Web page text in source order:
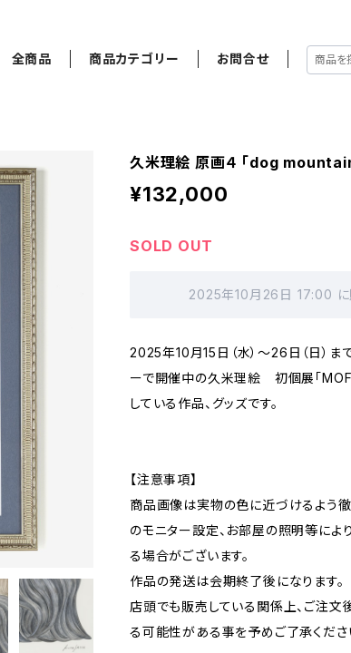
全商品 商品カテゴリー お問合せ
久米理絵 原画４ 「dog
¥132,000
SOLD OUT
2025年10月26日 17:00 に
2025年10月15日（水）～26日（日）ま
ーで開催中の久米理絵 初個展「
している作品、グッズです。
【注意事項】
商品画像は実物の色に近づけるよう徹
のモニター設定、お部屋の照明等に
る場合がございます。
作品の発送は会期終了後になります。
店頭でも販売している関係上、ご注文
る可能性がある事を予めご了承くださ